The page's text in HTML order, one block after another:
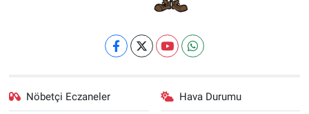
Nöbetçi Eczaneler Hava Durumu